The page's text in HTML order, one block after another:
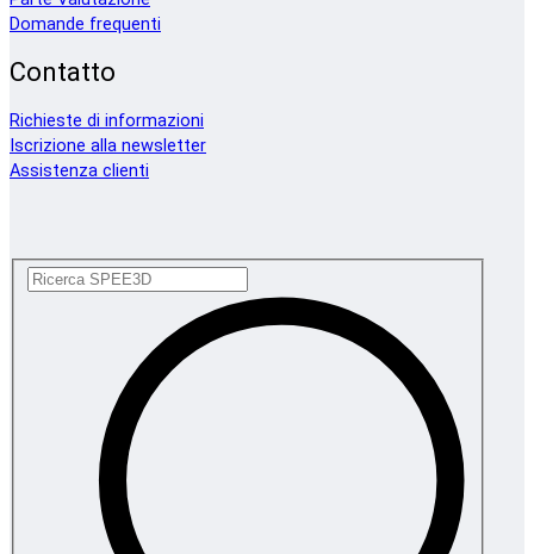
Domande frequenti
Contatto
Richieste di informazioni
Iscrizione alla newsletter
Assistenza clienti